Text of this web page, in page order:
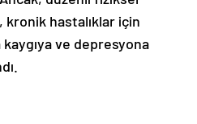
kronik hastalıklar için
ve depresyona